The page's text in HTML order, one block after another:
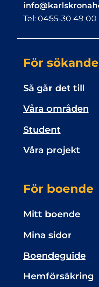
Tel: 0455-30 49 00
För sökande
Så går det till
Våra områden
Student
Våra projekt
För boende
Mitt boende
Mina sidor
Boendeguide
Hemförsäkring